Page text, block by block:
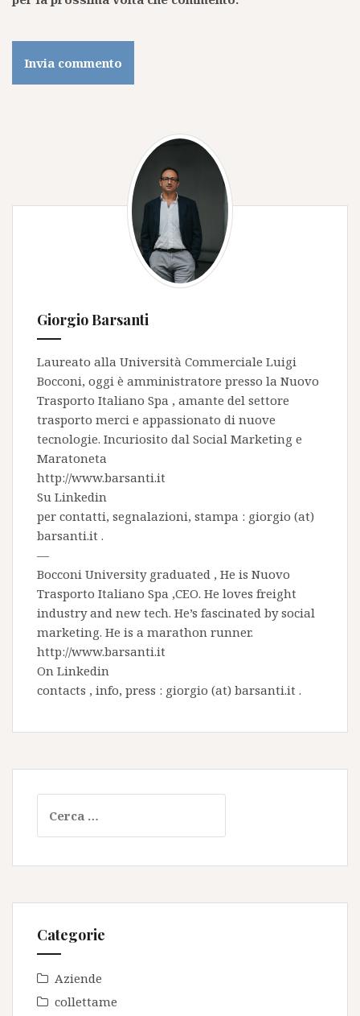
Giorgio Barsanti
Laureato alla Università Commerciale Luigi
Bocconi, oggi è amministratore presso la Nuovo
Trasporto Italiano Spa , amante del settore
trasporto merci e appassionato di nuove
tecnologie. Incuriosito dal Social Marketing e
Maratoneta
http://www.barsanti.it
Su Linkedin
per contatti, segnalazioni, stampa : giorgio (at)
barsanti.it .
—
Bocconi University graduated , He is Nuovo
Trasporto Italiano Spa ,CEO. He loves freight
industry and new tech. He’s fascinated by social
marketing. He is a marathon runner.
http://www.barsanti.it
On Linkedin
contacts , info, press : giorgio (at) barsanti.it .
per:
Categorie
Aziende
collettame